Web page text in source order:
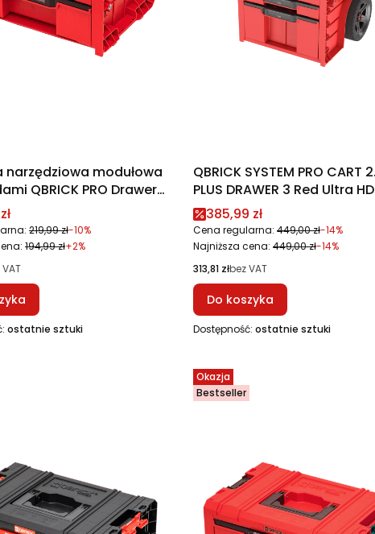
narzędziowa modułowa
QBRICK PRO Drawer
2.0 Expert RED Ultra HD
219,99 zł-10%
194,99 zł+2%
ostatnie sztuki
QBRICK SYSTEM PRO CART
PLUS DRAWER 3 Red Ultra HD
Custom
Cena promocyjna
385,99 zł
Cena regularna: 449,00 zł-14%
Najniższa cena: 449,00 zł-14%
Cena
313,81 złbez VAT
Do koszyka
Dostępność: ostatnie sztuki
Okazja
Bestseller